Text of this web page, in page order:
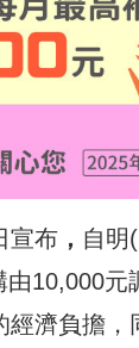
宣布 ， 自明
10,000
濟負擔，